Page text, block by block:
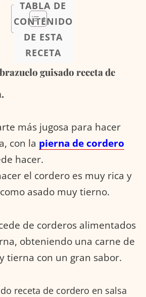
TABLA DE
CONTENIDO
DE ESTA
RECETA
guisado receta de
más jugosa para hacer
con la pierna de cordero
hacer.
el cordero es muy rica y
asado muy tierno.
de corderos alimentados
obteniendo una carne de
tierna con un gran sabor.